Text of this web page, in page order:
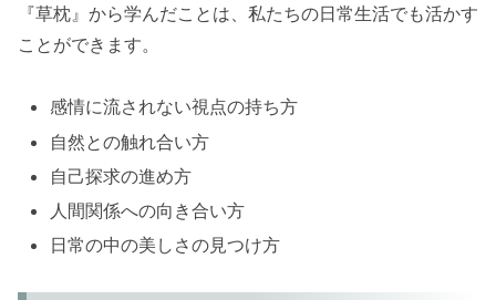
『草枕』から学んだことは、私たちの日常生活でも活かす
ことができます。
感情に流されない視点の持ち方
自然との触れ合い方
自己探求の進め方
人間関係への向き合い方
日常の中の美しさの見つけ方